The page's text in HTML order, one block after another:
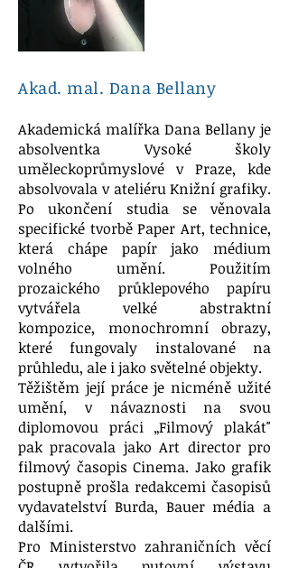
Akad. mal. Dana Bellany
Akademická malířka Dana Bellany je
absolventka Vysoké školy
uměleckoprůmyslové v Praze, kde
absolvovala v ateliéru Knižní grafiky.
Po ukončení studia se věnovala
specifické tvorbě Paper Art, technice,
která chápe papír jako médium
volného umění. Použitím
prozaického průklepového papíru
vytvářela velké abstraktní
kompozice, monochromní obrazy,
které fungovaly instalované na
průhledu, ale i jako světelné objekty.
Těžištěm její práce je nicméně užité
umění, v návaznosti na svou
diplomovou práci „Filmový plakát"
pak pracovala jako Art director pro
filmový časopis Cinema. Jako grafik
postupně prošla redakcemi časopisů
vydavatelství Burda, Bauer média a
dalšími.
Pro Ministerstvo zahraničních věcí